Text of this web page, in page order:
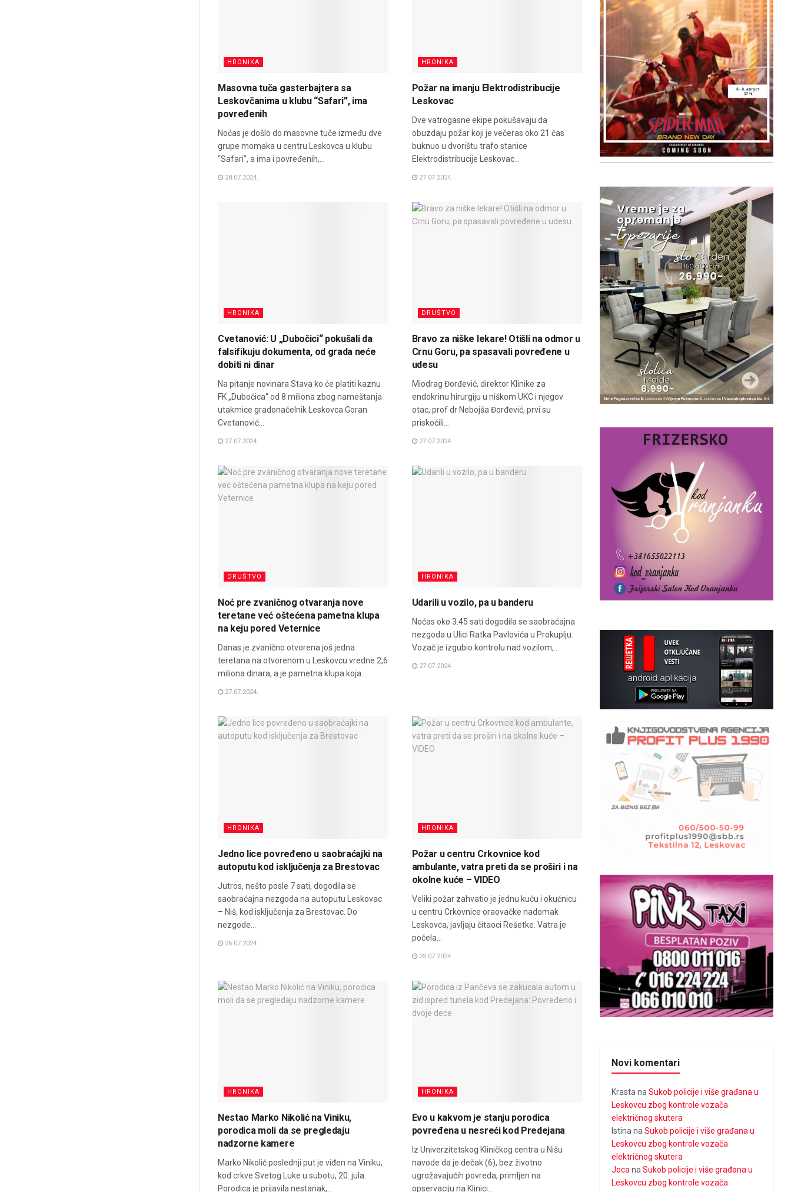
HRONIKA
Masovna tuča gasterbajtera sa
Leskovčanima u klubu “Safari”, ima
povređenih
Noćas je došlo do masovne tuče između dve
grupe momaka u centru Leskovca u klubu
“Safari”, a ima i povređenih,...
28.07.2024.
HRONIKA
Požar na imanju Elektrodistribucije
Leskovac
Dve vatrogasne ekipe pokušavaju da
obuzdaju požar koji je večeras oko 21 čas
buknuo u dvorištu trafo stanice
Elektrodistribucije Leskovac...
27.07.2024.
HRONIKA
Cvetanović: U „Dubočici“ pokušali da
falsifikuju dokumenta, od grada neće
dobiti ni dinar
Na pitanje novinara Stava ko će platiti kaznu
FK „Dubočica“ od 8 miliona zbog nameštanja
utakmice gradonačelnik Leskovca Goran
Cvetanović...
27.07.2024.
DRUŠTVO
Bravo za niške lekare! Otišli na odmor u
Crnu Goru, pa spasavali povređene u
udesu
Miodrag Đorđević, direktor Klinike za
endokrinu hirurgiju u niškom UKC i njegov
otac, prof dr Nebojša Đorđević, prvi su
priskočili...
27.07.2024.
DRUŠTVO
Noć pre zvaničnog otvaranja nove
teretane već oštećena pametna klupa
na keju pored Veternice
Danas je zvanično otvorena još jedna
teretana na otvorenom u Leskovcu vredne 2,6
miliona dinara, a je pametna klupa koja...
27.07.2024.
HRONIKA
Udarili u vozilo, pa u banderu
Noćas oko 3.45 sati dogodila se saobraćajna
nezgoda u Ulici Ratka Pavlovića u Prokuplju.
Vozač je izgubio kontrolu nad vozilom,...
27.07.2024.
HRONIKA
Jedno lice povređeno u saobraćajki na
autoputu kod isključenja za Brestovac
Jutros, nešto posle 7 sati, dogodila se
saobraćajna nezgoda na autoputu Leskovac
– Niš, kod isključenja za Brestovac. Do
nezgode...
26.07.2024.
HRONIKA
Požar u centru Crkovnice kod
ambulante, vatra preti da se proširi i na
okolne kuće – VIDEO
Veliki požar zahvatio je jednu kuću i okućnicu
u centru Crkovnice oraovačke nadomak
Leskovca, javljaju čitaoci Rešetke. Vatra je
počela...
25.07.2024.
HRONIKA
Nestao Marko Nikolić na Viniku,
porodica moli da se pregledaju
nadzorne kamere
Marko Nikolić poslednji put je viđen na Viniku,
kod crkve Svetog Luke u subotu, 20. jula.
Porodica je prijavila nestanak,...
HRONIKA
Evo u kakvom je stanju porodica
povređena u nesreći kod Predejana
Iz Univerzitetskog Kliničkog centra u Nišu
navode da je dečak (6), bez životno
ugrožavajućih povreda, primljen na
opservaciju na Klinici...
Novi komentari
Krasta naSukob policije i više građana u
Leskovcu zbog kontrole vozača
električnog skutera
Istina naSukob policije i više građana u
Leskovcu zbog kontrole vozača
električnog skutera
Joca naSukob policije i više građana u
Leskovcu zbog kontrole vozača